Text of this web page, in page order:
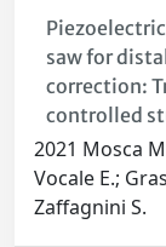
saw for
correction:
controlled
2021 Mosca
Vocale E.;
Zaffagnini S.